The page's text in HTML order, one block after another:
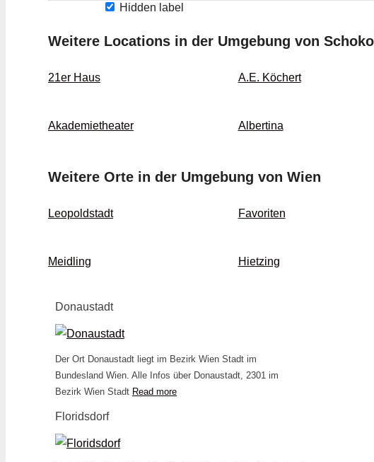
Hidden label
Weitere Locations in der Umgebung von
21er Haus A.E. Köchert
Akademietheater Albertina
Weitere Orte in der Umgebung von Wien
Leopoldstadt Favoriten
Meidling Hietzing
Donaustadt
Der Ort Donaustadt liegt im Bezirk Wien Stadt im
Bundesland Wien. Alle Infos über Donaustadt, 2301 im
Bezirk Wien Stadt Read more
Floridsdorf